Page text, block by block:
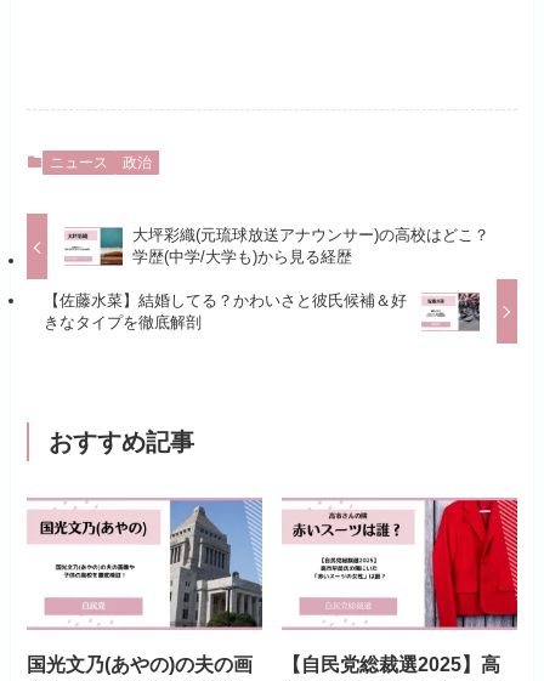
ニュース 政治
大坪彩織(元琉球放送アナウンサー)の高校はどこ？
学歴(中学/大学も)から見る経歴
【佐藤水菜】結婚してる？かわいさと彼氏候補＆好
きなタイプを徹底解剖
おすすめ記事
国光文乃(あやの)の夫の画
【自民党総裁選2025】高